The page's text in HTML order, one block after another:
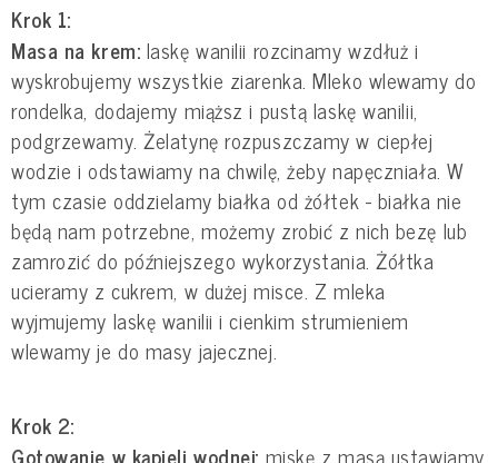
Krok 1:
Masa na krem: laskę wanilii rozcinamy wzdłuż i
wyskrobujemy wszystkie ziarenka. Mleko wlewamy do
rondelka, dodajemy miąższ i pustą laskę wanilii,
podgrzewamy. Żelatynę rozpuszczamy w ciepłej
wodzie i odstawiamy na chwilę, żeby napęczniała. W
tym czasie oddzielamy białka od żółtek - białka nie
będą nam potrzebne, możemy zrobić z nich bezę lub
zamrozić do późniejszego wykorzystania. Żółtka
ucieramy z cukrem, w dużej misce. Z mleka
wyjmujemy laskę wanilii i cienkim strumieniem
wlewamy je do masy jajecznej.
Krok 2: